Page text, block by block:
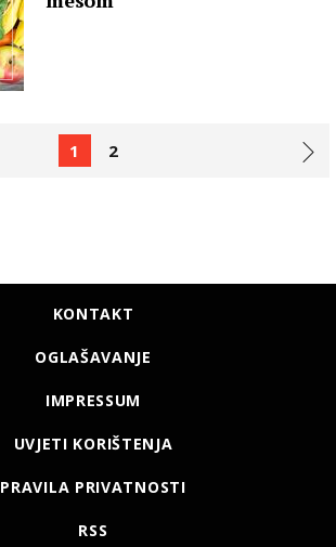
1 2
KONTAKT
OGLAŠAVANJE
IMPRESSUM
UVJETI KORIŠTENJA
PRAVILA PRIVATNOSTI
RSS